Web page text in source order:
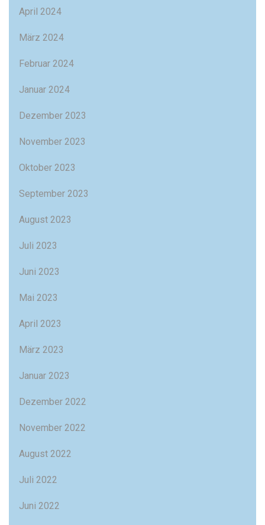
April 2024
März 2024
Februar 2024
Januar 2024
Dezember 2023
November 2023
Oktober 2023
September 2023
August 2023
Juli 2023
Juni 2023
Mai 2023
April 2023
März 2023
Januar 2023
Dezember 2022
November 2022
August 2022
Juli 2022
Juni 2022